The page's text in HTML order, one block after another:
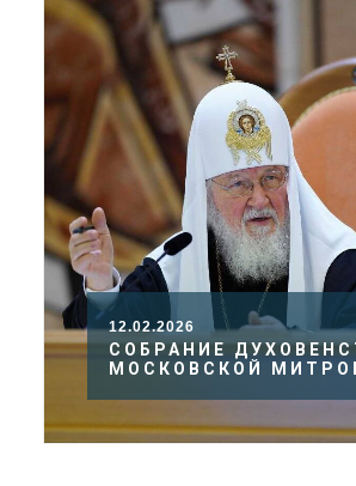
12.02.2026
СОБРАНИЕ
МОСКОВСКОЙ